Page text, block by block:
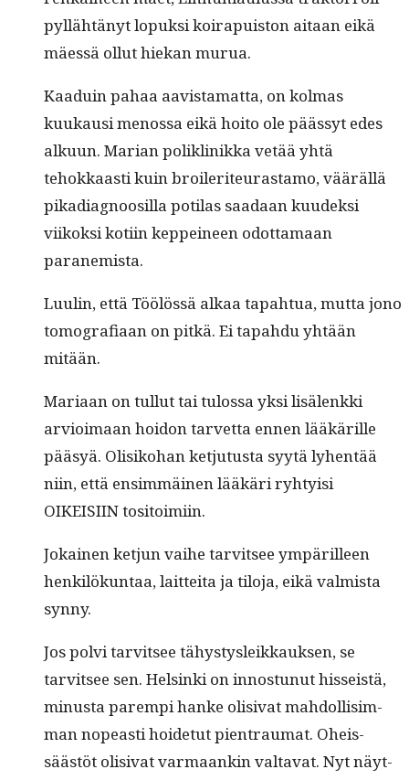
pyl­lähtänyt lopuk­si koira­puis­ton aitaan eikä
mäessä ollut hiekan murua.
Kaaduin pahaa aav­is­ta­mat­ta, on kol­mas
kuukausi menos­sa eikä hoito ole päässyt edes
alku­un. Mar­i­an polik­linikka vetää yhtä
tehokkaasti kuin broi­leri­teuras­ta­mo, vääräl­lä
pika­di­ag­noosil­la poti­las saadaan kuudek­si
viikok­si koti­in keppei­neen odot­ta­maan
paranemista.
Luulin, että Töölössä alkaa tapah­tua, mut­ta jono
tomo­grafi­aan on pitkä. Ei tapah­du yhtään
mitään.
Mari­aan on tul­lut tai tulos­sa yksi lisälenk­ki
arvioimaan hoidon tarvet­ta ennen lääkärille
pääsyä. Olisiko­han ketju­tus­ta syytä lyhen­tää
niin, että ensim­mäi­nen lääkäri ryhty­isi
OIKEISIIN tositoimiin.
Jokainen ketjun vai­he tarvit­see ympärilleen
henkilökun­taa, lait­tei­ta ja tilo­ja, eikä valmista
synny.
Jos polvi tarvit­see tähystysleikkauk­sen, se
tarvit­see sen. Helsin­ki on innos­tunut his­seistä,
minus­ta parem­pi han­ke oli­si­vat mah­dol­lisim­
man nopeasti hoide­tut pien­trau­mat. Oheis­
säästöt oli­si­vat var­maankin val­ta­vat. Nyt näyt­